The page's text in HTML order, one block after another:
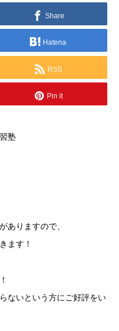
Share
Hatena
RSS
Pin it
塾
ありますので、
ます！
ないという方にご好評をい